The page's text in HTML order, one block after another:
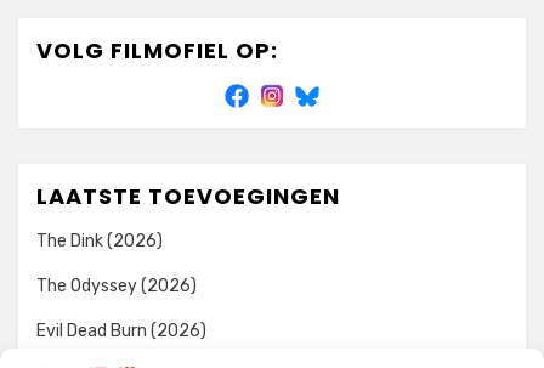
VOLG FILMOFIEL OP:
LAATSTE TOEVOEGINGEN
The Dink (2026)
The Odyssey (2026)
Evil Dead Burn (2026)